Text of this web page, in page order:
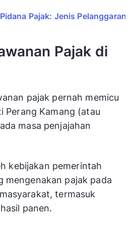
Pajak: Jenis Pelanggaran
Pajak di
pajak pernah memicu
Perang Kamang (atau
masa penjajahan
kebijakan pemerintah
mengenakan pajak pada
termasuk
panen.